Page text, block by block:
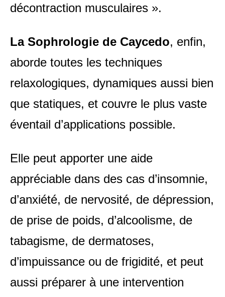
décontraction musculaires ».
La Sophrologie de Caycedo, enfin,
aborde toutes les techniques
relaxologiques, dynamiques aussi bien
que statiques, et couvre le plus vaste
éventail d’applications possible.
Elle peut apporter une aide
appréciable dans des cas d’insomnie,
d’anxiété, de nervosité, de dépression,
de prise de poids, d’alcoolisme, de
tabagisme, de dermatoses,
d’impuissance ou de frigidité, et peut
aussi préparer à une intervention